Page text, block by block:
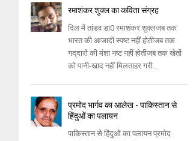
रमाशंकर शुक्ल का कविता संग्रह
दिल में तांडव डा0 रमाशंकर शुक्‍लजब तक
भारत की आजादी स्‍पष्‍ट नहीं होतीजब तक
गद्‌दारों की मंशा नष्‍ट नहीं होतीजब तक खेतों
को पानी-खाद नहीं मिलताहर गरी...
प्रमोद भार्गव का आलेख - पाकिस्तान से
हिंदुओं का पलायन
पाकिस्‍तान से हिंदुओं का पलायन प्रमोद